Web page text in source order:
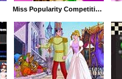
Miss Popularity Competition Prep